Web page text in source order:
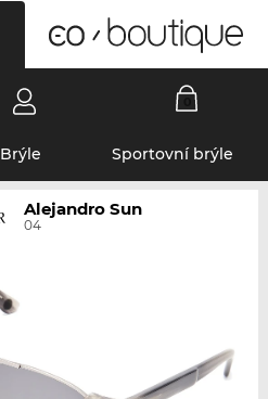
Brýle Sportovní brýle
Alejandro Sun
04